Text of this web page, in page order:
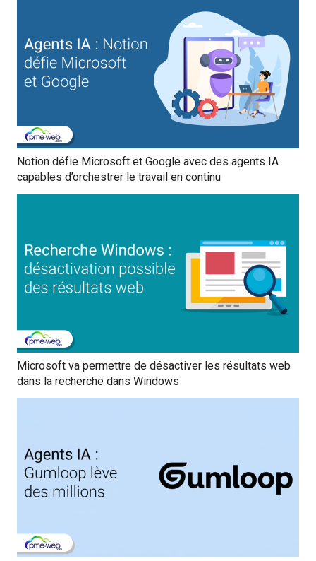
Notion défie Microsoft et Google avec des agents IA
capables d’orchestrer le travail en continu
Microsoft va permettre de désactiver les résultats web
dans la recherche dans Windows